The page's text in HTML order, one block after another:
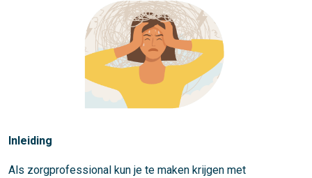
Inleiding
Als zorgprofessional kun je te maken krijgen met